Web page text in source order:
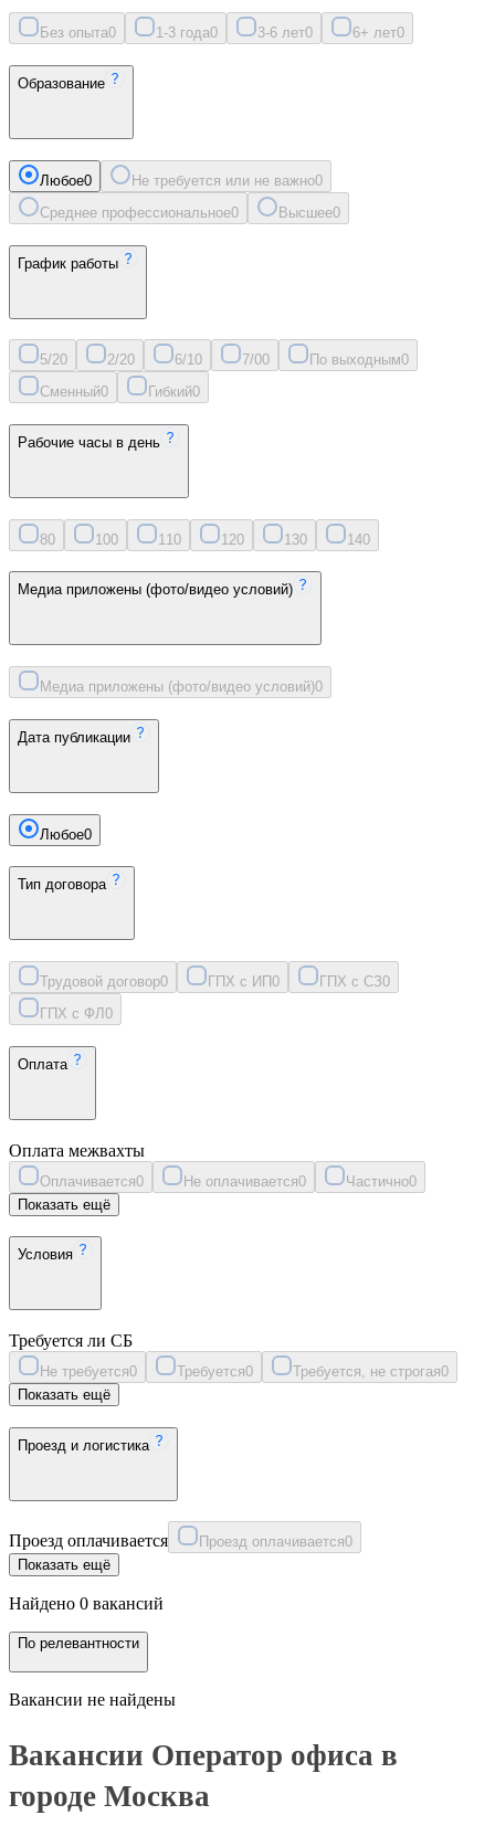
Без опыта0 1-3 года0 3-6 лет0 6+ лет0
Образование
Любое0 Не требуется или не важно0
Среднее профессиональное0 Высшее0
График работы
5/20 2/20 6/10 7/00 По выходным0
Сменный0 Гибкий0
Рабочие часы в день
80 100 11 0 120 130 140
Медиа приложены (фото/видео условий)
Медиа приложены (фото/видео условий)0
Дата публикации
Любое0
Тип договора
Трудовой договор0 ГПХ с ИП0 ГПХ с СЗ0
ГПХ с ФЛ 0
Оплата
Оплата межвахты
Оплачивается0 Не оплачивается0 Частично0
Показать ещё
Условия
Требуется ли СБ
Не требуется0 Требуется0 Требуется, не строгая0
Показать ещё
Проезд и логистика
Проезд оплачивается Проезд оплачивается0
Показать ещё
Найдено 0 вакансий
По релевантности
Вакансии не найдены
Вакансии Оператор офиса в
городе Москва